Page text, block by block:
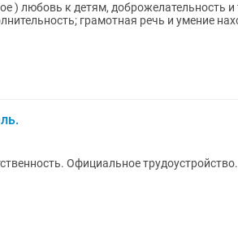
и умение находить
Официальное трудоустройство.